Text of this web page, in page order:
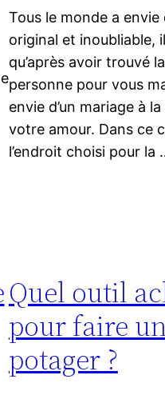
Tous le monde a envie
original et inoubliable,
qu’après avoir trouvé
personne pour vous
envie d’un mariage à
votre amour. Dans ce
l’endroit choisi pour la
Quel outil
pour faire
potager ?